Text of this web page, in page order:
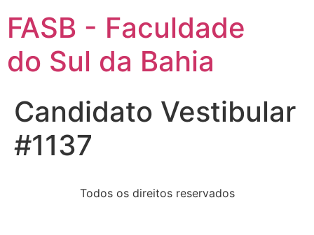
FASB - Faculdade
do Sul da Bahia
Candidato Vestibular
#1137
Todos os direitos reservados